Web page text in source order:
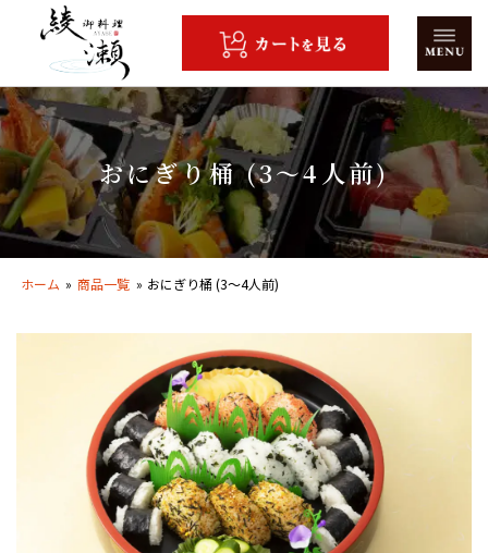
ン
ツ
へ
ス
キ
ッ
プ
おにぎり桶 (3〜4人前)
ホーム » 商品一覧 » おにぎり桶 (3〜4人前)